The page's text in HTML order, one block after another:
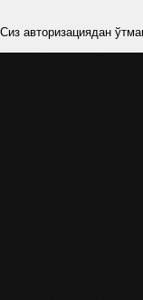
Сиз авторизациядан